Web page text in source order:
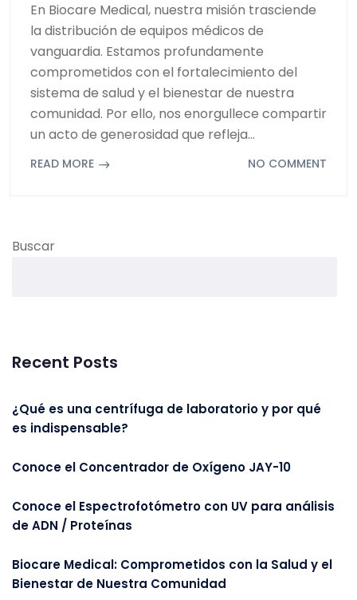
En Biocare Medical, nuestra misión trasciende
la distribución de equipos médicos de
vanguardia. Estamos profundamente
comprometidos con el fortalecimiento del
sistema de salud y el bienestar de nuestra
comunidad. Por ello, nos enorgullece compartir
un acto de generosidad que refleja…
READ MORE NO COMMENT
Buscar
Recent Posts
¿Qué es una centrífuga de laboratorio y por qué
es indispensable?
Conoce el Concentrador de Oxígeno JAY-10
Conoce el Espectrofotómetro con UV para análisis
de ADN / Proteínas
Biocare Medical: Comprometidos con la Salud y el
Bienestar de Nuestra Comunidad